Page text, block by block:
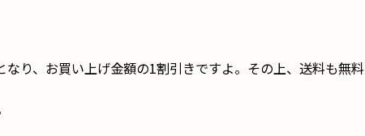
り、お買い上げ金額の1割引きですよ。その上、送料も無料